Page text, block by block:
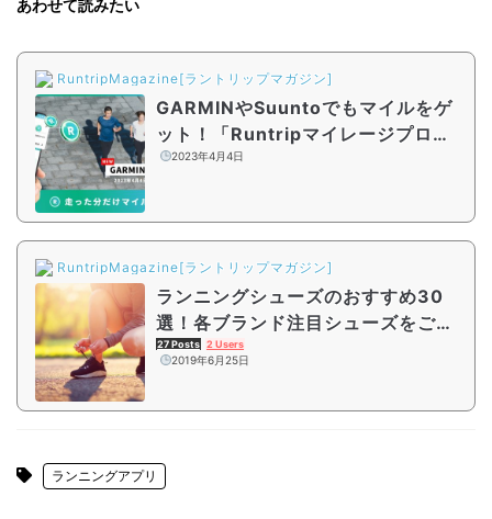
あわせて読みたい
RuntripMagazine[ラントリップマガジン]
GARMINやSuuntoでもマイルをゲ
ット！「Runtripマイレージプログ
ラム」対象デバイスが拡大
2023年4月4日
RuntripMagazine[ラントリップマガジン]
ランニングシューズのおすすめ30
選！各ブランド注目シューズをご紹
介
27 Posts 2 Users
2019年6月25日
ランニングアプリ